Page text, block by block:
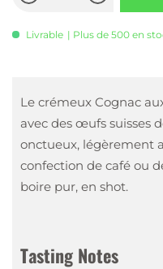
Livrable | Plus de 500 en
Le crémeux Cognac
avec des œufs suisses
onctueux, légèrement
confection de café ou
boire pur, en shot.
Tasting Notes